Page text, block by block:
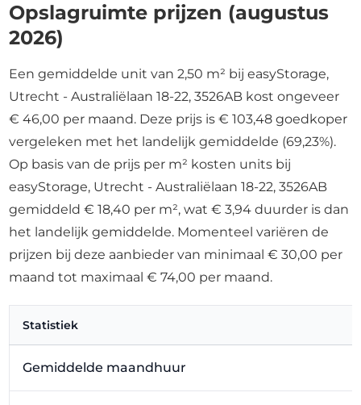
Opslagruimte prijzen (augustus
2026)
Een gemiddelde unit van 2,50 m² bij easyStorage,
Utrecht - Australiëlaan 18-22, 3526AB kost ongeveer
€ 46,00 per maand. Deze prijs is € 103,48 goedkoper
vergeleken met het landelijk gemiddelde (69,23%).
Op basis van de prijs per m² kosten units bij
easyStorage, Utrecht - Australiëlaan 18-22, 3526AB
gemiddeld € 18,40 per m², wat € 3,94 duurder is dan
het landelijk gemiddelde. Momenteel variëren de
prijzen bij deze aanbieder van minimaal € 30,00 per
maand tot maximaal € 74,00 per maand.
Statistiek
Gemiddelde maandhuur